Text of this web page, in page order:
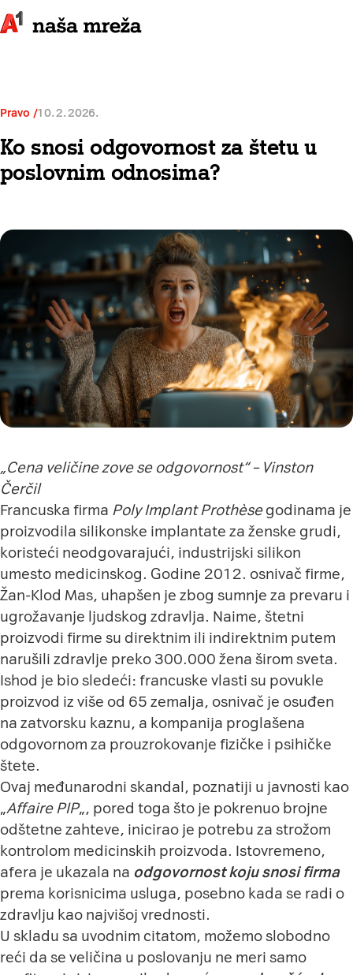
Pravo 10. 2. 2026.
Ko snosi odgovornost za štetu u
poslovnim odnosima?
„Cena veličine zove se odgovornost“ – Vinston
Čerčil
Francuska firma Poly Implant Prothèsegodinama je
proizvodila silikonske implantate za ženske grudi,
koristeći neodgovarajući, industrijski silikon
umesto medicinskog. Godine 2012. osnivač firme,
Žan-Klod Mas, uhapšen je zbog sumnje za prevaru i
ugrožavanje ljudskog zdravlja. Naime, štetni
proizvodi firme su direktnim ili indirektnim putem
narušili zdravlje preko 300.000 žena širom sveta.
Ishod je bio sledeći: francuske vlasti su povukle
proizvod iz više od 65 zemalja, osnivač je osuđen
na zatvorsku kaznu, a kompanija proglašena
odgovornom za prouzrokovanje fizičke i psihičke
štete.
Ovaj međunarodni skandal, poznatiji u javnosti kao
„Affaire PIP„, pored toga što je pokrenuo brojne
odštetne zahteve, inicirao je potrebu za strožom
kontrolom medicinskih proizvoda. Istovremeno,
afera je ukazala na odgovornost koju snosi firma
prema korisnicima usluga, posebno kada se radi o
zdravlju kao najvišoj vrednosti.
U skladu sa uvodnim citatom, možemo slobodno
reći da se veličina u poslovanju ne meri samo